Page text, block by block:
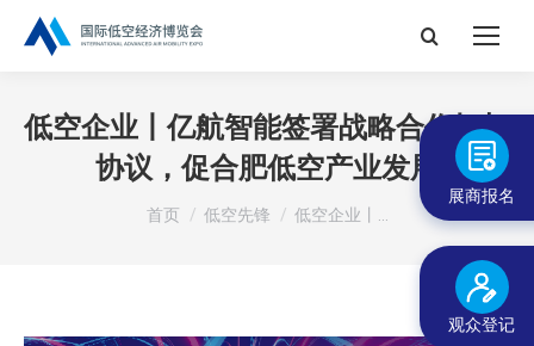
搜
低空企业丨亿航智能签署战略合作框架
协议，促合肥低空产业发展
您在这里：
首页 低空先锋 低空企业丨…
展商报名
观众登记